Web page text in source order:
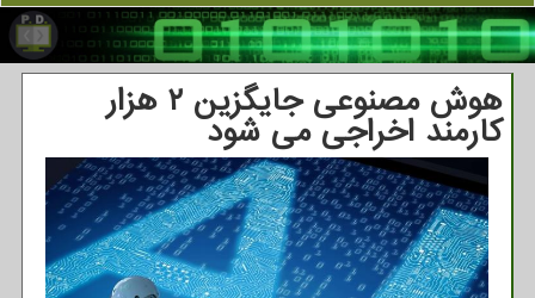
هوش مصنوعی جایگزین ۲ هزار
کارمند اخراجی می شود